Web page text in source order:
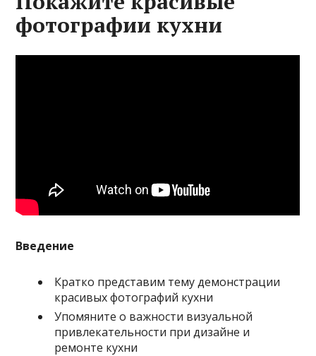
фотографии кухни
Введение
Кратко представим тему демонстрации
красивых фотографий кухни
Упомяните о важности визуальной
привлекательности при дизайне и
ремонте кухни